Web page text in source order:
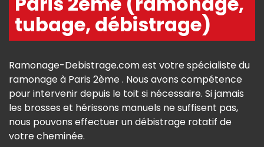
tubage, débistrage)
Ramonage-Debistrage.com est votre spécialiste du
ramonage à Paris 2ème . Nous avons compétence
pour intervenir depuis le toit si nécessaire. Si jamais
les brosses et hérissons manuels ne suffisent pas,
nous pouvons effectuer un débistrage rotatif de
votre cheminée.